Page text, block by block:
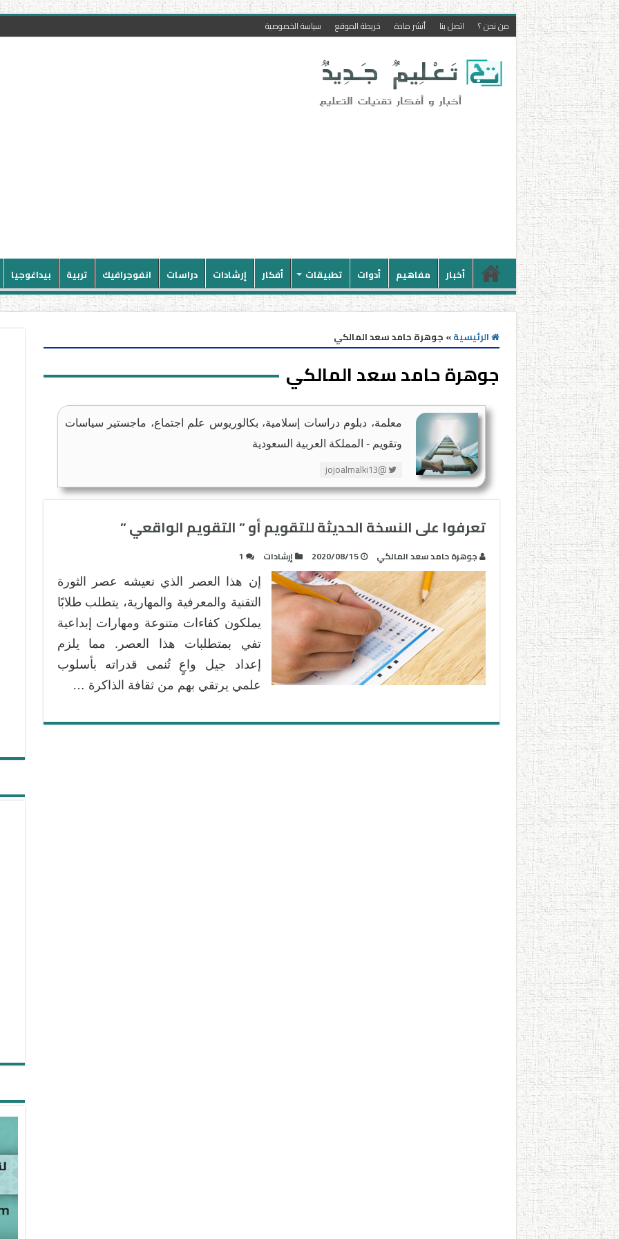
من نحن ؟ اتصل بنا أنشر مادة خريطة الموقع سياسة الخصوصية
أخبار مفاهيم أدوات تطبيقات أفكار إرشادات دراسات انفوجرافيك تربية بيداغوجيا
الرئيسية» جوهرة حامد سعد المالكي
جوهرة حامد سعد المالكي
معلمة، دبلوم دراسات إسلامية، بكالوريوس علم اجتماع، ماجستير سياسات
وتقويم - المملكة العربية السعودية
@jojoalmalki13
تعرفوا على النسخة الحديثة للتقويم أو ” التقويم الواقعي ”
جوهرة حامد سعد المالكي 2020/08/15 إرشادات 1
إن هذا العصر الذي نعيشه عصر الثورة
التقنية والمعرفية والمهارية، يتطلب طلابًا
يملكون كفاءات متنوعة ومهارات إبداعية
تفي بمتطلبات هذا العصر. مما يلزم
إعداد جيل واعٍ تُنمى قدراته بأسلوب
علمي يرتقي بهم من ثقافة الذاكرة …